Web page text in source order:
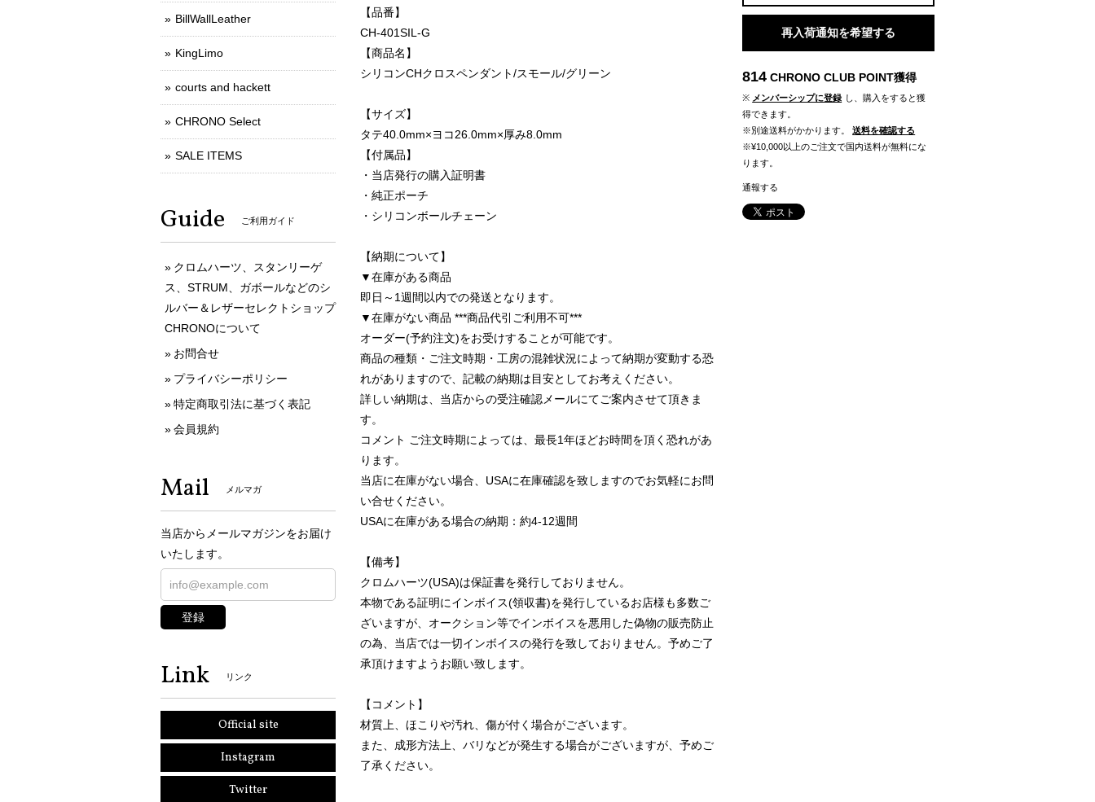
【品番】
CH-401SIL-G
【商品名】
シリコンCHクロスペンダント/スモール/グリーン
【サイズ】
タテ40.0mm×ヨコ26.0mm×厚み8.0mm
【付属品】
・当店発行の購入証明書
・純正ポーチ
・シリコンボールチェーン
【納期について】
▼在庫がある商品
即日～1週間以内での発送となります。
▼在庫がない商品 ***商品代引ご利用不可***
オーダー(予約注文)をお受けすることが可能です。
商品の種類・ご注文時期・工房の混雑状況によって納期が変動する恐
れがありますので、記載の納期は目安としてお考えください。
詳しい納期は、当店からの受注確認メールにてご案内させて頂きま
す。
コメント ご注文時期によっては、最長1年ほどお時間を頂く恐れがあ
ります。
当店に在庫がない場合、USAに在庫確認を致しますのでお気軽にお問
い合せください。
USAに在庫がある場合の納期：約4-12週間
【備考】
クロムハーツ(USA)は保証書を発行しておりません。
本物である証明にインボイス(領収書)を発行しているお店様も多数ご
ざいますが、オークション等でインボイスを悪用した偽物の販売防止
の為、当店では一切インボイスの発行を致しておりません。予めご了
承頂けますようお願い致します。
【コメント】
材質上、ほこりや汚れ、傷が付く場合がございます。
また、成形方法上、バリなどが発生する場合がございますが、予めご
了承ください。
再入荷通知を希望する
814 CHRONO CLUB POINT獲得
※ メンバーシップに登録 し、購入をすると獲
得できます。
※別途送料がかかります。
送料を確認する
※¥10,000以上のご注文で国内送料が無料にな
ります。
通報する
BillWallLeather
KingLimo
courts and hackett
CHRONO Select
SALE ITEMS
Guide ご利用ガイド
クロムハーツ、スタンリーゲ
ス、STRUM、ガボールなどのシ
ルバー＆レザーセレクトショップ
CHRONOについて
お問合せ
プライバシーポリシー
特定商取引法に基づく表記
会員規約
Mail メルマガ
当店からメールマガジンをお届け
いたします。
登録
Link リンク
Official site
Instagram
Twitter